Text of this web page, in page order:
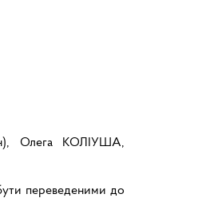
Олега КОЛІУША,
переведеними до